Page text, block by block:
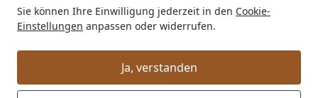
Sie können Ihre Einwilligung jederzeit in den Cookie-
Einstellungen anpassen oder widerrufen.
Ja, verstanden